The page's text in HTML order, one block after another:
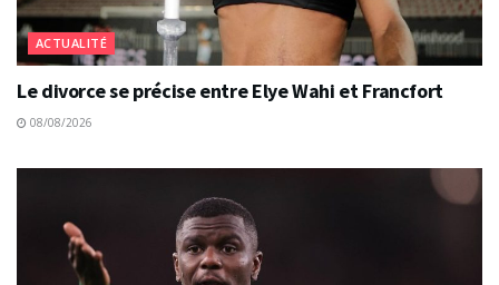
ACTUALITÉ
Le divorce se précise entre Elye Wahi et Francfort
08/08/2026